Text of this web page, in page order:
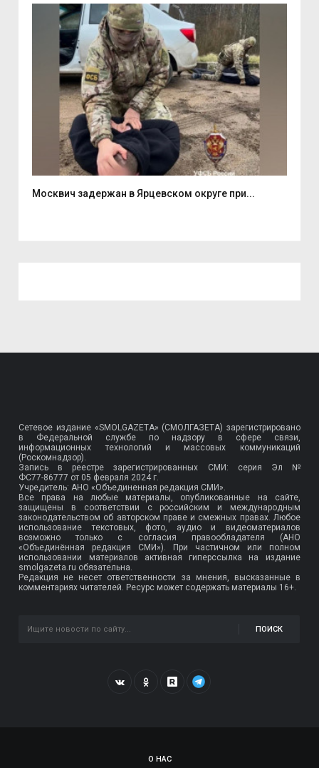
Москвич задержан в Ярцевском округе при...
Сетевое издание «SMOLGAZETA» (СМОЛГАЗЕТА) зарегистрировано
в Федеральной службе по надзору в сфере связи,
информационных технологий и массовых коммуникаций
(Роскомнадзор).
Запись в реестре зарегистрированных СМИ: серия Эл №
ФС77-86777 от 05 февраля 2024 г.
Учредитель: АНО «Объединенная редакция СМИ».
Все права на любые материалы, опубликованные на сайте,
защищены в соответствии с российским и международным
законодательством об авторском праве и смежных правах. Любое
использование текстовых, фото, аудио и видеоматериалов
возможно только с согласия правообладателя (АНО
«Объединённая редакция СМИ»). При частичном или полном
использовании материалов активная гиперссылка на издание
smolgazeta.ru обязательна.
Редакция не несет ответственности за мнения, высказанные в
комментариях читателей. Ресурс может содержать материалы 16+.
ПОИСК
О НАС